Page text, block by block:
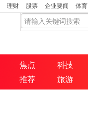
理财 股票 企业要闻 体育
焦点 科技
推荐 旅游